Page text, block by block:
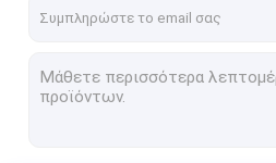
Μηχανή πίεσης στατήρα
Μηχανή περιστροφής στατήρα